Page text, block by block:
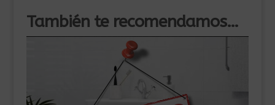
También te recomendamos…